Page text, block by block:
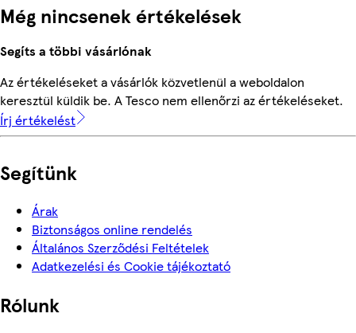
Még nincsenek értékelések
Segíts a többi vásárlónak
Az értékeléseket a vásárlók közvetlenül a weboldalon
keresztül küldik be. A Tesco nem ellenőrzi az értékeléseket.
Írj értékelést
Segítünk
Árak
Biztonságos online rendelés
Általános Szerződési Feltételek
Adatkezelési és Cookie tájékoztató
Rólunk